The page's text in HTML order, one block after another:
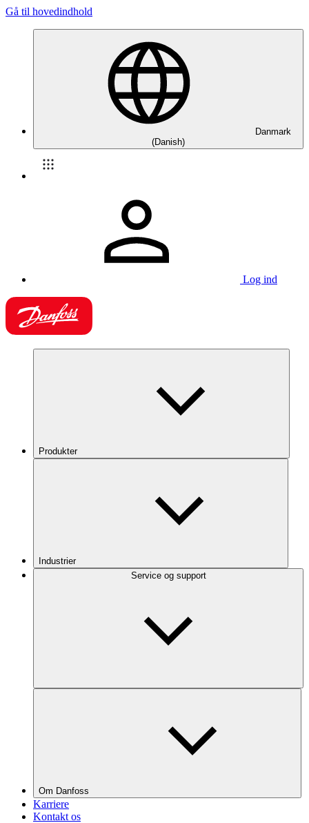
Gå til hovedindhold
Danmark
(Danish)
Log ind
Produkter
Industrier
Service og support
Om Danfoss
Karriere
Kontakt os